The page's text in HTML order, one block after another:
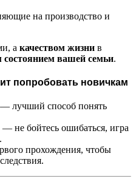
на производство и
а качеством жизни в
вашей семьи.
попробовать новичкам
— лучший способ понять
— не бойтесь ошибаться, игра
прохождения, чтобы